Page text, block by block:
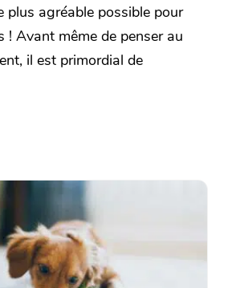
plus agréable possible pour
! Avant même de penser au
il est primordial de